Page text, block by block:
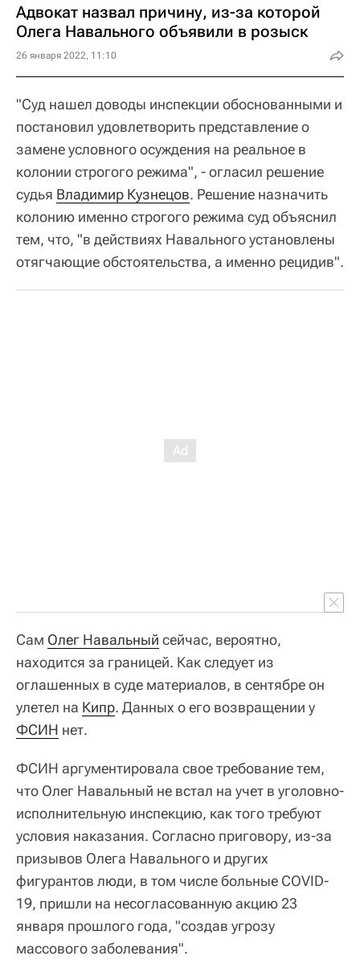
Адвокат назвал причину, из-за которой
Олега Навального объявили в розыск
26 января 2022, 11:10
"Суд нашел доводы инспекции обоснованными и
постановил удовлетворить представление о
замене условного осуждения на реальное в
колонии строгого режима", - огласил решение
судья Владимир Кузнецов. Решение назначить
колонию именно строгого режима суд объяснил
тем, что, "в действиях Навального установлены
отягчающие обстоятельства, а именно рецидив".
Сам Олег Навальный сейчас, вероятно,
находится за границей. Как следует из
оглашенных в суде материалов, в сентябре он
улетел на Кипр. Данных о его возвращении у
ФСИН нет.
ФСИН аргументировала свое требование тем,
что Олег Навальный не встал на учет в уголовно-
исполнительную инспекцию, как того требуют
условия наказания. Согласно приговору, из-за
призывов Олега Навального и других
фигурантов люди, в том числе больные COVID-
19, пришли на несогласованную акцию 23
января прошлого года, "создав угрозу
массового заболевания".